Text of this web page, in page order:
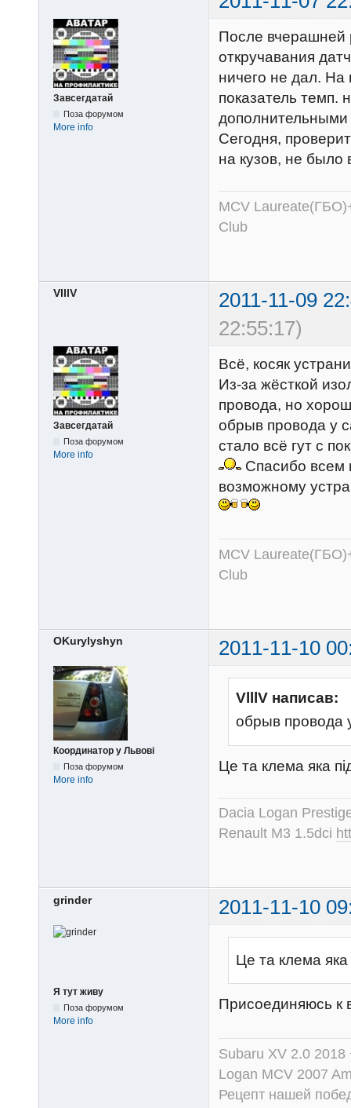
Завсегдатай
Поза форумом
More info
После вчерашней
откручавания
ничего не дал. На
показатель темп.
дополнительными
Сегодня,
на кузов, не
MCV
Club
VlllV
2011-11-09
22:55:17)
Завсегдатай
Поза форумом
More info
Всё, косяк
Из-за жёсткой
провода, но
обрыв провода у
стало всё гут с
Спасибо всем
возможному
MCV
Club
OKurylyshyn 2011-11-10
Координатор у Львові
Поза форумом
More info
VlllV написав:
обрыв провода
Це та клема яка
Dacia Logan
Renault M3 1.5dci
grinder 2011-11-10
Я тут живу
Поза форумом
More info
Це та клема яка
Присоединяюсь к
Subaru XV 2.0 2018
Logan MCV 2007
Рецепт нашей